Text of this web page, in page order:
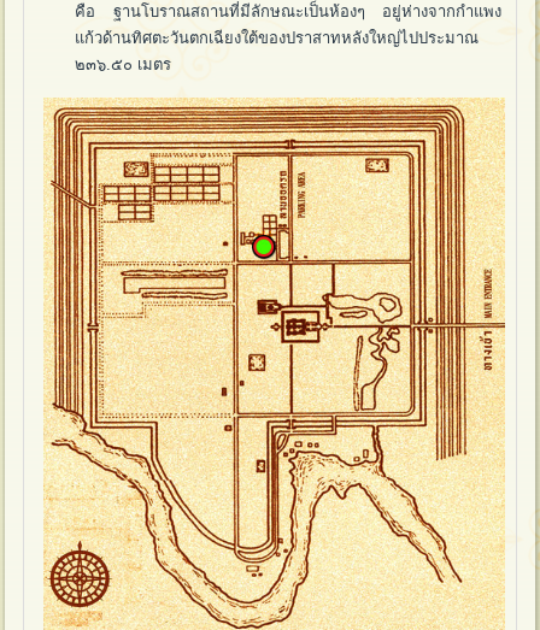
คือ ฐานโบราณสถานที่มีลักษณะเป็นห้องๆ อยู่ห่างจากกำแพง
แก้วด้านทิศตะวันตกเฉียงใต้ของปราสาทหลังใหญ่ไปประมาณ
๒๓๖.๕๐ เมตร